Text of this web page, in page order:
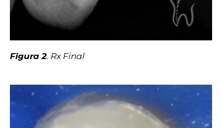
Figura 2. Rx Final